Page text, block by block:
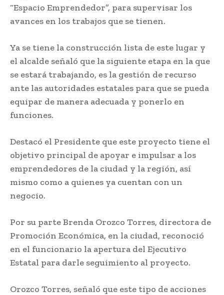
“Espacio Emprendedor”, para supervisar los
avances en los trabajos que se tienen.
Ya se tiene la construcción lista de este lugar y
el alcalde señaló que la siguiente etapa en la que
se estará trabajando, es la gestión de recurso
ante las autoridades estatales para que se pueda
equipar de manera adecuada y ponerlo en
funciones.
Destacó el Presidente que este proyecto tiene el
objetivo principal de apoyar e impulsar a los
emprendedores de la ciudad y la región, así
mismo como a quienes ya cuentan con un
negocio.
Por su parte Brenda Orozco Torres, directora de
Promoción Económica, en la ciudad, reconoció
en el funcionario la apertura del Ejecutivo
Estatal para darle seguimiento al proyecto.
Orozco Torres, señaló que este tipo de acciones